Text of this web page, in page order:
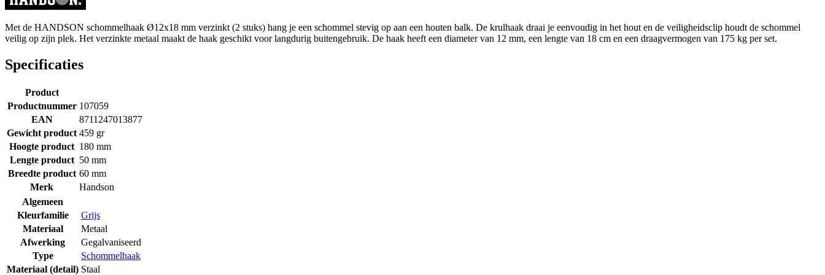
Met de HANDSON schommelhaak Ø12x18 mm verzinkt (2 stuks) hang je een schommel stevig op aan een houten balk. De krulhaak draai je eenvoudig in het hout en de veiligheidsclip houdt de schommel
veilig op zijn plek. Het verzinkte metaal maakt de haak geschikt voor langdurig buitengebruik. De haak heeft een diameter van 12 mm, een lengte van 18 cm en een draagvermogen van 175 kg per set.
Specificaties
Product
Productnummer 107059
EAN
8711247013877
Gewicht product 459 gr
Hoogte product 180 mm
Lengte product 50 mm
Breedte product 60 mm
Merk
Handson
Algemeen
Kleurfamilie
Grijs
Materiaal
Metaal
Afwerking
Gegalvaniseerd
Type
Schommelhaak
Materiaal (detail) Staal